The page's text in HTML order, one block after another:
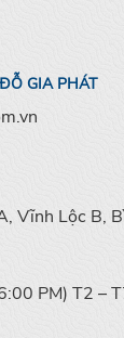
GIA PHÁT
Vĩnh Lộc B,
PM) T2 –